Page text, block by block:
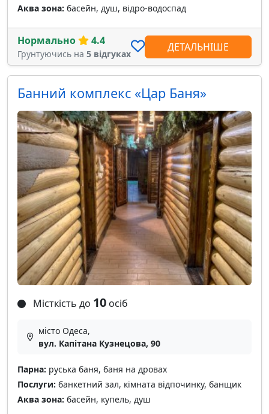
Аква зона: басейн, душ, відро-водоспад
Нормально 4.4
Грунтуючись на 5 відгуках
ДЕТАЛЬНІШЕ
Банний комплекс «Цар Баня»
Місткість до 10 осіб
місто Одеса,
вул. Капітана Кузнецова, 90
Парна: руська баня, баня на дровах
Послуги: банкетний зал, кімната відпочинку, банщик
Аква зона: басейн, купель, душ